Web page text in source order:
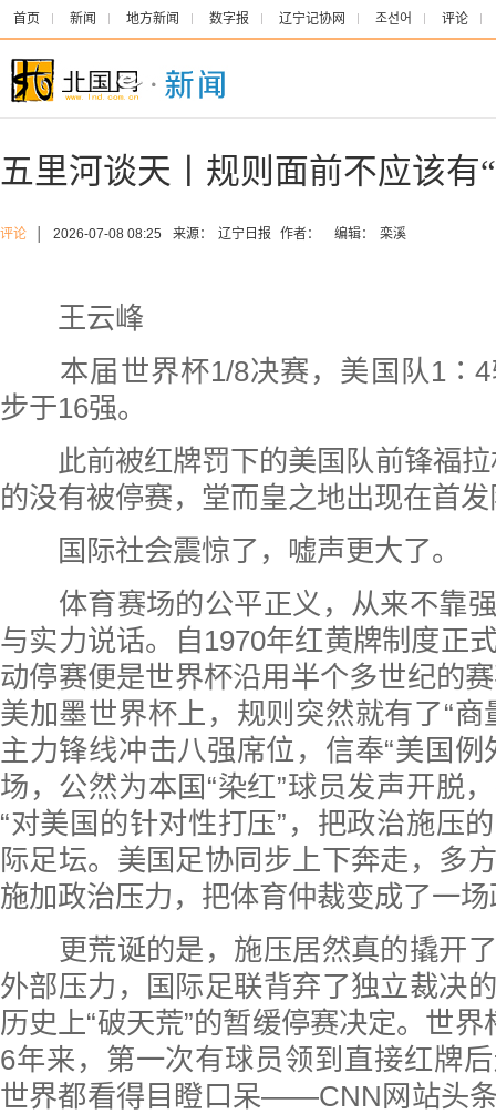
首页 新闻 地方新闻 数字报 辽宁记协网 조선어 评论
五里河谈天丨规则面前不应该有
评论 2026-07-08 08:25 来源： 辽宁日报 作者： 编辑： 栾溪
王云峰
本届世界杯1/8决赛，美国队1∶4
步于16强。
此前被红牌罚下的美国队前锋福拉
的没有被停赛，堂而皇之地出现在首
国际社会震惊了，嘘声更大了。
体育赛场的公平正义，从来不靠强
与实力说话。自1970年红黄牌制度正
动停赛便是世界杯沿用半个多世纪的
美加墨世界杯上，规则突然就有了“商
主力锋线冲击八强席位，信奉“美国例
场，公然为本国“染红”球员发声开脱
“对美国的针对性打压”，把政治施压
际足坛。美国足协同步上下奔走，多
施加政治压力，把体育仲裁变成了一
更荒诞的是，施压居然真的撬开了
外部压力，国际足联背弃了独立裁决
历史上“破天荒”的暂缓停赛决定。世
6年来，第一次有球员领到直接红牌
世界都看得目瞪口呆——CNN网站头